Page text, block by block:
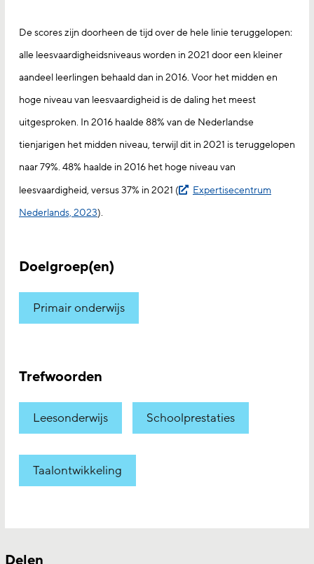
De scores zijn doorheen de tijd over de hele linie teruggelopen:
alle leesvaardigheidsniveaus worden in 2021 door een kleiner
aandeel leerlingen behaald dan in 2016. Voor het midden en
hoge niveau van leesvaardigheid is de daling het meest
uitgesproken. In 2016 haalde 88% van de Nederlandse
tienjarigen het midden niveau, terwijl dit in 2021 is teruggelopen
naar 79%. 48% haalde in 2016 het hoge niveau van
leesvaardigheid, versus 37% in 2021 (
Expertisecentrum
Nederlands, 2023).
Doelgroep(en)
Primair onderwijs
Trefwoorden
Leesonderwijs Schoolprestaties
Taalontwikkeling